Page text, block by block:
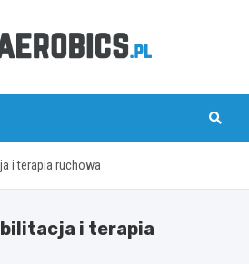
i terapia ruchowa
i terapia